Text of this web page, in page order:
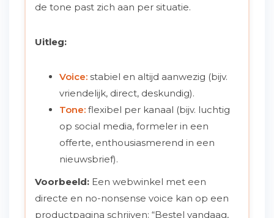
de tone past zich aan per situatie.
Uitleg:
Voice: stabiel en altijd aanwezig (bijv.
vriendelijk, direct, deskundig).
Tone: flexibel per kanaal (bijv. luchtig
op social media, formeler in een
offerte, enthousiasmerend in een
nieuwsbrief).
Voorbeeld: Een webwinkel met een
directe en no-nonsense voice kan op een
productpagina schrijven: “Bestel vandaag,